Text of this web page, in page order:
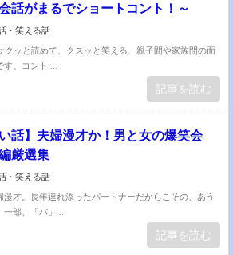
話がまるでショートコント！～
・笑える話
クッと読めて、クスッと笑える、親子間や家族間の面
す。コント ...
記事を読む
い話】夫婦漫才か！男と女の爆笑会
厳選集
・笑える話
漫才。長年連れ添ったパートナーだからこその、あう
一部、「バ」 ...
記事を読む